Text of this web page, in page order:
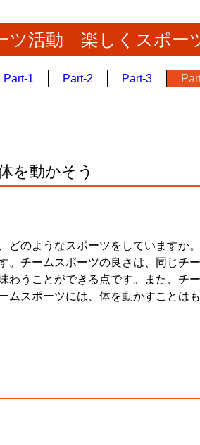
ツ活動 楽しくスポー
Part-1 Part-2 Part-3
を動かそう
どのようなスポーツをしていますか
。チームスポーツの良さは、同じチ
わうことができる点です。また、チ
ムスポーツには、体を動かすことは